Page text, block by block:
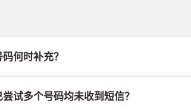
何时补充？
试多个号码均未收到短信？